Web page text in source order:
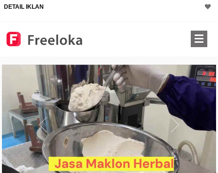
DETAIL IKLAN